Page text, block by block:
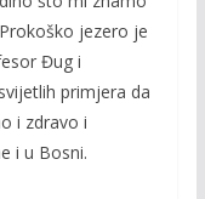
jezero je
Đug i
primjera da
i zdravo i
i u Bosni.